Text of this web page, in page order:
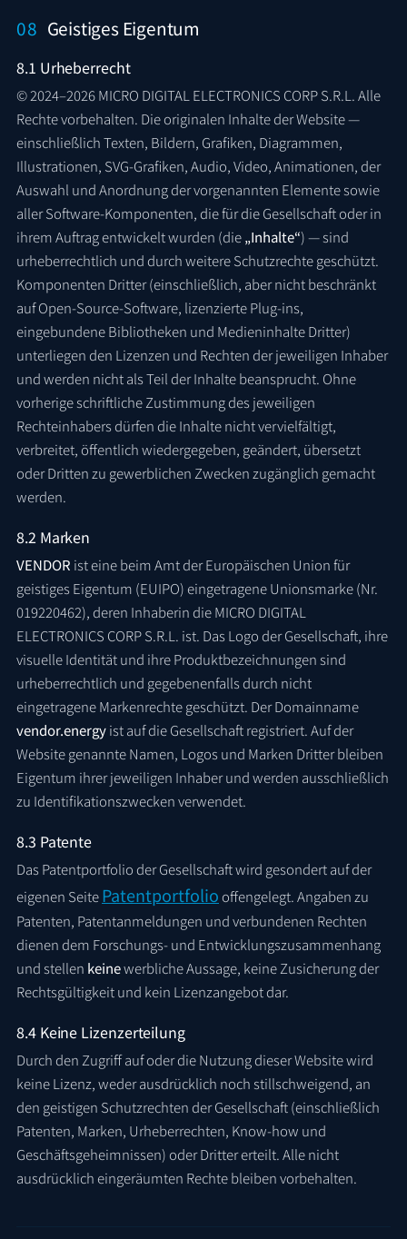
08 Geistiges Eigentum
8.1 Urheberrecht
© 2024–2026 MICRO DIGITAL ELECTRONICS CORP S.R.L. Alle
Rechte vorbehalten. Die originalen Inhalte der Website —
einschließlich Texten, Bildern, Grafiken, Diagrammen,
Illustrationen, SVG-Grafiken, Audio, Video, Animationen, der
Auswahl und Anordnung der vorgenannten Elemente sowie
aller Software-Komponenten, die für die Gesellschaft oder in
ihrem Auftrag entwickelt wurden (die„Inhalte“) — sind
urheberrechtlich und durch weitere Schutzrechte geschützt.
Komponenten Dritter (einschließlich, aber nicht beschränkt
auf Open-Source-Software, lizenzierte Plug-ins,
eingebundene Bibliotheken und Medieninhalte Dritter)
unterliegen den Lizenzen und Rechten der jeweiligen Inhaber
und werden nicht als Teil der Inhalte beansprucht. Ohne
vorherige schriftliche Zustimmung des jeweiligen
Rechteinhabers dürfen die Inhalte nicht vervielfältigt,
verbreitet, öffentlich wiedergegeben, geändert, übersetzt
oder Dritten zu gewerblichen Zwecken zugänglich gemacht
werden.
8.2 Marken
VENDOR ist eine beim Amt der Europäischen Union für
geistiges Eigentum (EUIPO) eingetragene Unionsmarke (Nr.
019220462), deren Inhaberin die MICRO DIGITAL
ELECTRONICS CORP S.R.L. ist. Das Logo der Gesellschaft, ihre
visuelle Identität und ihre Produktbezeichnungen sind
urheberrechtlich und gegebenenfalls durch nicht
eingetragene Markenrechte geschützt. Der Domainname
vendor.energyist auf die Gesellschaft registriert. Auf der
Website genannte Namen, Logos und Marken Dritter bleiben
Eigentum ihrer jeweiligen Inhaber und werden ausschließlich
zu Identifikationszwecken verwendet.
8.3 Patente
Das Patentportfolio der Gesellschaft wird gesondert auf der
eigenen SeitePatentportfolio offengelegt. Angaben zu
Patenten, Patentanmeldungen und verbundenen Rechten
dienen dem Forschungs- und Entwicklungszusammenhang
und stellen keinewerbliche Aussage, keine Zusicherung der
Rechtsgültigkeit und kein Lizenzangebot dar.
8.4 Keine Lizenzerteilung
Durch den Zugriff auf oder die Nutzung dieser Website wird
keine Lizenz, weder ausdrücklich noch stillschweigend, an
den geistigen Schutzrechten der Gesellschaft (einschließlich
Patenten, Marken, Urheberrechten, Know-how und
Geschäftsgeheimnissen) oder Dritter erteilt. Alle nicht
ausdrücklich eingeräumten Rechte bleiben vorbehalten.